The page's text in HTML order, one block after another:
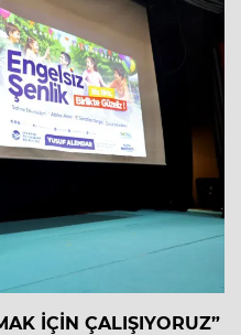
İÇİN ÇALIŞIYORUZ”